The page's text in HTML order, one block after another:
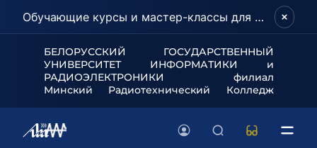
Обучающие курсы и мастер-классы для школьников и абитуриентов!
БЕЛОРУССКИЙ ГОСУДАРСТВЕННЫЙ
УНИВЕРСИТЕТ ИНФОРМАТИКИ и
РАДИОЭЛЕКТРОНИКИ филиал
Минский Радиотехнический Колледж